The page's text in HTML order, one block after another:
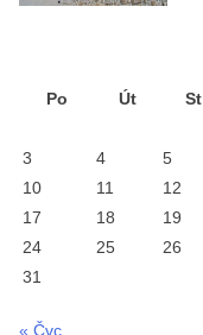
Po
Út St
3
4 5
10
11 12
17
18 19
24
25 26
31
« Čvc